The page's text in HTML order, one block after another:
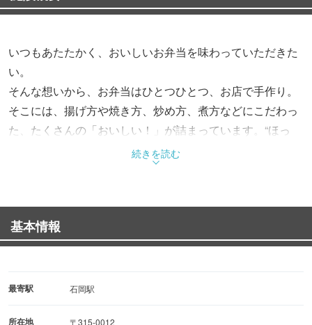
いつもあたたかく、おいしいお弁当を味わっていただきた
い。
そんな想いから、お弁当はひとつひとつ、お店で手作り。
そこには、揚げ方や焼き方、炒め方、煮方などにこだわっ
た、たくさんの「おいしい！」が詰まっています。“ほっ
と”できるお弁当で、“もっと”お客様を笑顔にする。これか
らも、そんなお弁当をお届けします。
続きを読む
基本情報
最寄駅 石岡駅
所在地
〒315-0012